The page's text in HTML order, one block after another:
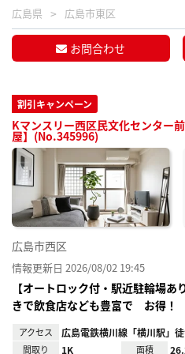
広島県 広島市東区
お問合わせ
割引キャンペーン
Kマンスリー西区民文化センター
屋】(No.345996)
広島市西区
情報更新日 2026/08/02 19:45
【オートロック付・駅近駐輪場
きで飲食店なども豊富で お得！
アクセス 広島電鉄横川線「横川駅」
間取り 1K 面積